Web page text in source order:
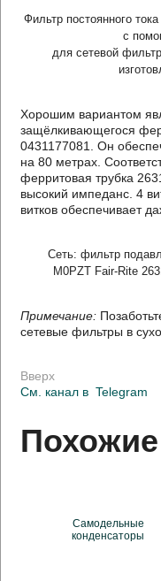
Фильтр постоянного
с
для сетевой
Хорошим вариантом
защёлкивающегося
0431177081. Он
на 80 метрах.
ферритовая трубка
высокий импеданс. 4
витков обеспечивает
Сеть: фильтр
M0PZT Fair-Rite
Примечание:
сетевые фильтры в
Вверх
См. канал в Telegram
Самодельные
конденсаторы